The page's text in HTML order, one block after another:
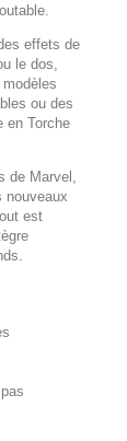
effets de
le dos,
ou des
en Torche
de Marvel,
nouveaux
est